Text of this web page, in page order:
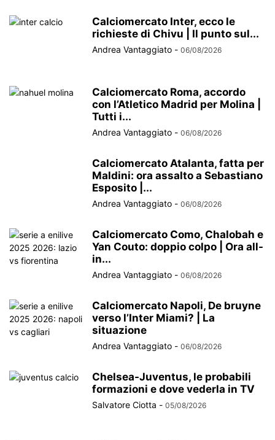
Calciomercato Inter, ecco le
richieste di Chivu | Il punto sul...
Andrea Vantaggiato - 06/08/2026
Calciomercato Roma, accordo
con l’Atletico Madrid per Molina |
Tutti i...
Andrea Vantaggiato - 06/08/2026
Calciomercato Atalanta, fatta per
Maldini: ora assalto a Sebastiano
Esposito |...
Andrea Vantaggiato - 06/08/2026
Calciomercato Como, Chalobah e
Yan Couto: doppio colpo | Ora all-
in...
Andrea Vantaggiato - 06/08/2026
Calciomercato Napoli, De bruyne
verso l’Inter Miami? | La
situazione
Andrea Vantaggiato - 06/08/2026
Chelsea-Juventus, le probabili
formazioni e dove vederla in TV
Salvatore Ciotta - 05/08/2026